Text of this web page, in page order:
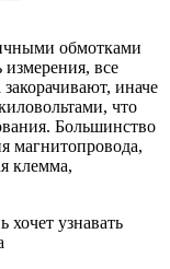
обмотками
все
иначе
что
Большинство
магнитопровода,
клемма,
хочет узнавать